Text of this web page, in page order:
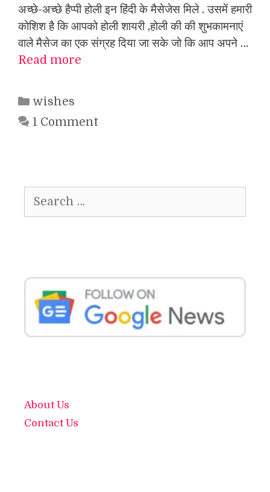
अच्छे-अच्छे हैप्पी होली इन हिंदी के मैसेजेस मिले . उसमें हमारी
कोशिश है कि आपको होली शायरी ,होली की की शुभकामनाएं
वाले मैसेज का एक संग्रह दिया जा सके जो कि आप अपने …
Read more
Categories
wishes
1 Comment
for:
About Us
Contact Us